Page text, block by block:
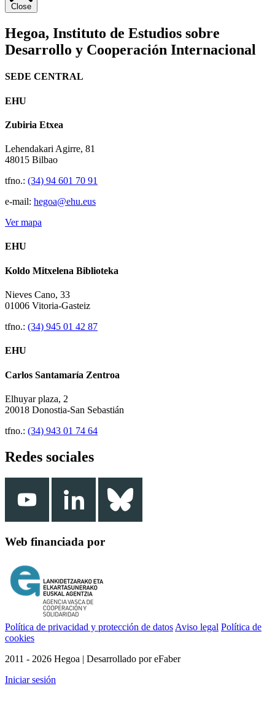
Close
Hegoa, Instituto de Estudios sobre
Desarrollo y Cooperación Internacional
SEDE CENTRAL
EHU
Zubiria Etxea
Lehendakari Agirre, 81
48015 Bilbao
tfno.: (34) 94 601 70 91
e-mail: hegoa@ehu.eus
Ver mapa
EHU
Koldo Mitxelena Biblioteka
Nieves Cano, 33
01006 Vitoria-Gasteiz
tfno.: (34) 945 01 42 87
EHU
Carlos Santamaría Zentroa
Elhuyar plaza, 2
20018 Donostia-San Sebastián
tfno.: (34) 943 01 74 64
Redes sociales
Web financiada por
Política de privacidad y protección de datos Aviso legal Política de
cookies
2011 - 2026 Hegoa | Desarrollado por eFaber
Iniciar sesión